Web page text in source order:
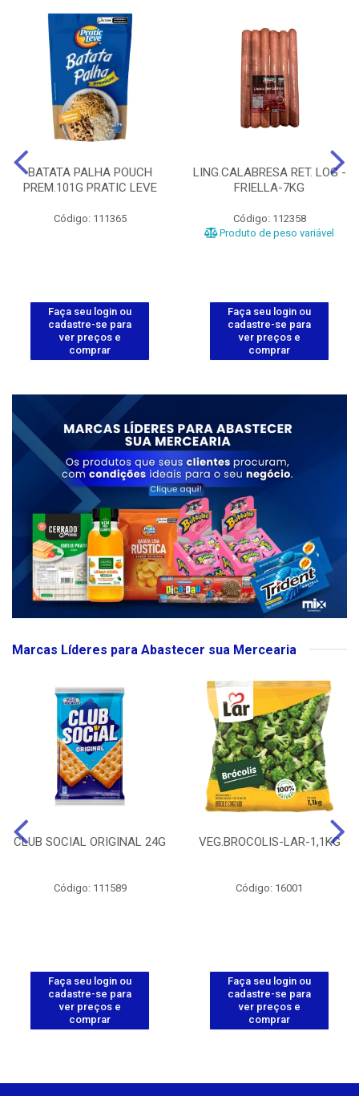
BATATA PALHA POUCH
PREM.101G PRATIC LEVE
Código: 111365
Faça seu login ou
cadastre-se para
ver preços e
comprar
LING.CALABRESA RET. LOG -
FRIELLA-7KG
Código: 112358
Produto de peso variável
Faça seu login ou
cadastre-se para
ver preços e
comprar
Marcas Líderes para Abastecer sua Mercearia
CLUB SOCIAL ORIGINAL 24G
Código: 111589
Faça seu login ou
cadastre-se para
ver preços e
comprar
VEG.BROCOLIS-LAR-1,1KG
Código: 16001
Faça seu login ou
cadastre-se para
ver preços e
comprar